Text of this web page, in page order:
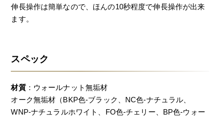
伸長操作は簡単なので、ほんの10秒程度で伸長操作が出来
ます。
スペック
材質：ウォールナット無垢材
オーク無垢材（BKP色-ブラック、NC色-ナチュラル、
WNP-ナチュラルホワイト、FO色-チェリー、BP色-ウォー